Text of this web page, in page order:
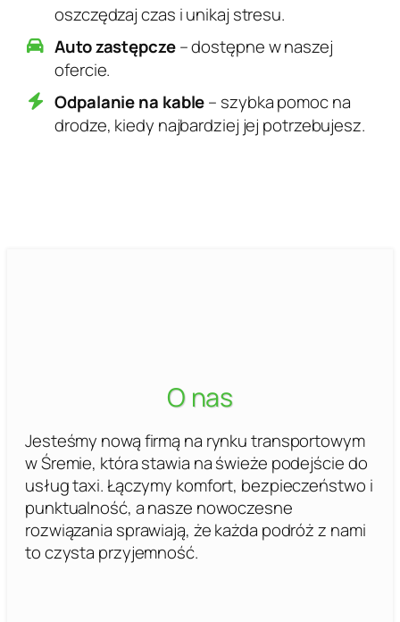
oszczędzaj czas i unikaj stresu.
Auto zastępcze– dostępne w naszej
ofercie.
Odpalanie na kable– szybka pomoc na
drodze, kiedy najbardziej jej potrzebujesz.
O nas
Jesteśmy nową firmą na rynku transportowym
w Śremie, która stawia na świeże podejście do
usług taxi. Łączymy komfort, bezpieczeństwo i
punktualność, a nasze nowoczesne
rozwiązania sprawiają, że każda podróż z nami
to czysta przyjemność.